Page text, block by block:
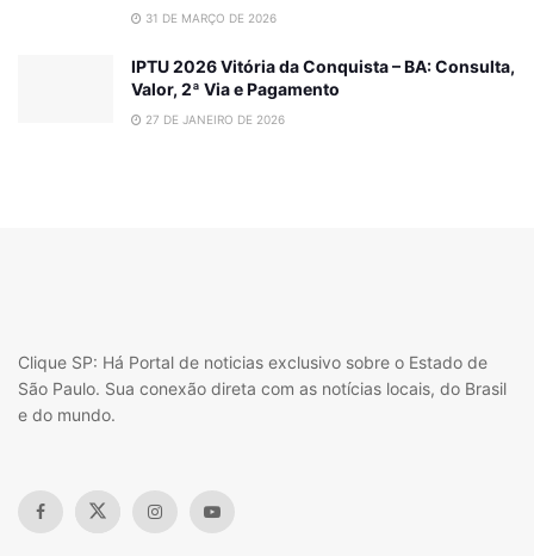
31 DE MARÇO DE 2026
IPTU 2026 Vitória da Conquista – BA: Consulta,
Valor, 2ª Via e Pagamento
27 DE JANEIRO DE 2026
Clique SP: Há Portal de noticias exclusivo sobre o Estado de
São Paulo. Sua conexão direta com as notícias locais, do Brasil
e do mundo.